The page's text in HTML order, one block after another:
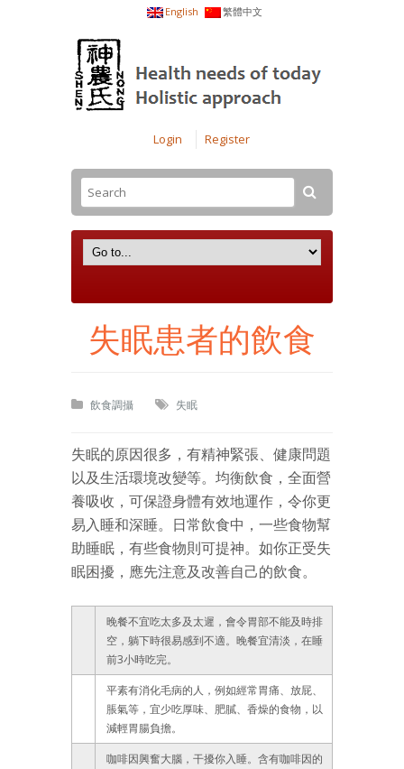
English 繁體中文
Login Register
失眠患者的飲食
飲食調攝 失眠
失眠的原因很多，有精神緊張、健康問題
以及生活環境改變等。均衡飲食，全面營
養吸收，可保證身體有效地運作，令你更
易入睡和深睡。日常飲食中，一些食物幫
助睡眠，有些食物則可提神。如你正受失
眠困擾，應先注意及改善自己的飲食。
晚餐不宜吃太多及太遲，會令胃部不能及時排
空，躺下時很易感到不適。晚餐宜清淡，在睡
前3小時吃完。
平素有消化毛病的人，例如經常胃痛、放屁、
脹氣等，宜少吃厚味、肥膩、香燥的食物，以
減輕胃腸負擔。
咖啡因興奮大腦，干擾你入睡。含有咖啡因的